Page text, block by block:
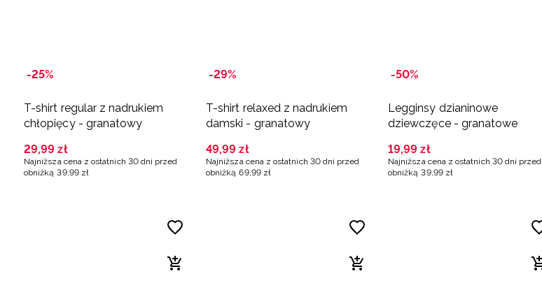
-25%
T-shirt regular z nadrukiem
chłopięcy - granatowy
29,99 zł
Najniższa cena z ostatnich 30 dni przed
obniżką 39,99 zł
-29%
T-shirt relaxed z nadrukiem
damski - granatowy
49,99 zł
Najniższa cena z ostatnich 30 dni przed
obniżką 69,99 zł
-50%
Legginsy dzianinowe
dziewczęce - granatowe
19,99 zł
Najniższa cena z ostatnich 30 dni przed
obniżką 39,99 zł